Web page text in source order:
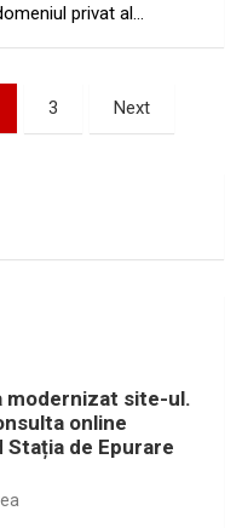
privat al…
3 Next
modernizat site-ul.
online
de Epurare